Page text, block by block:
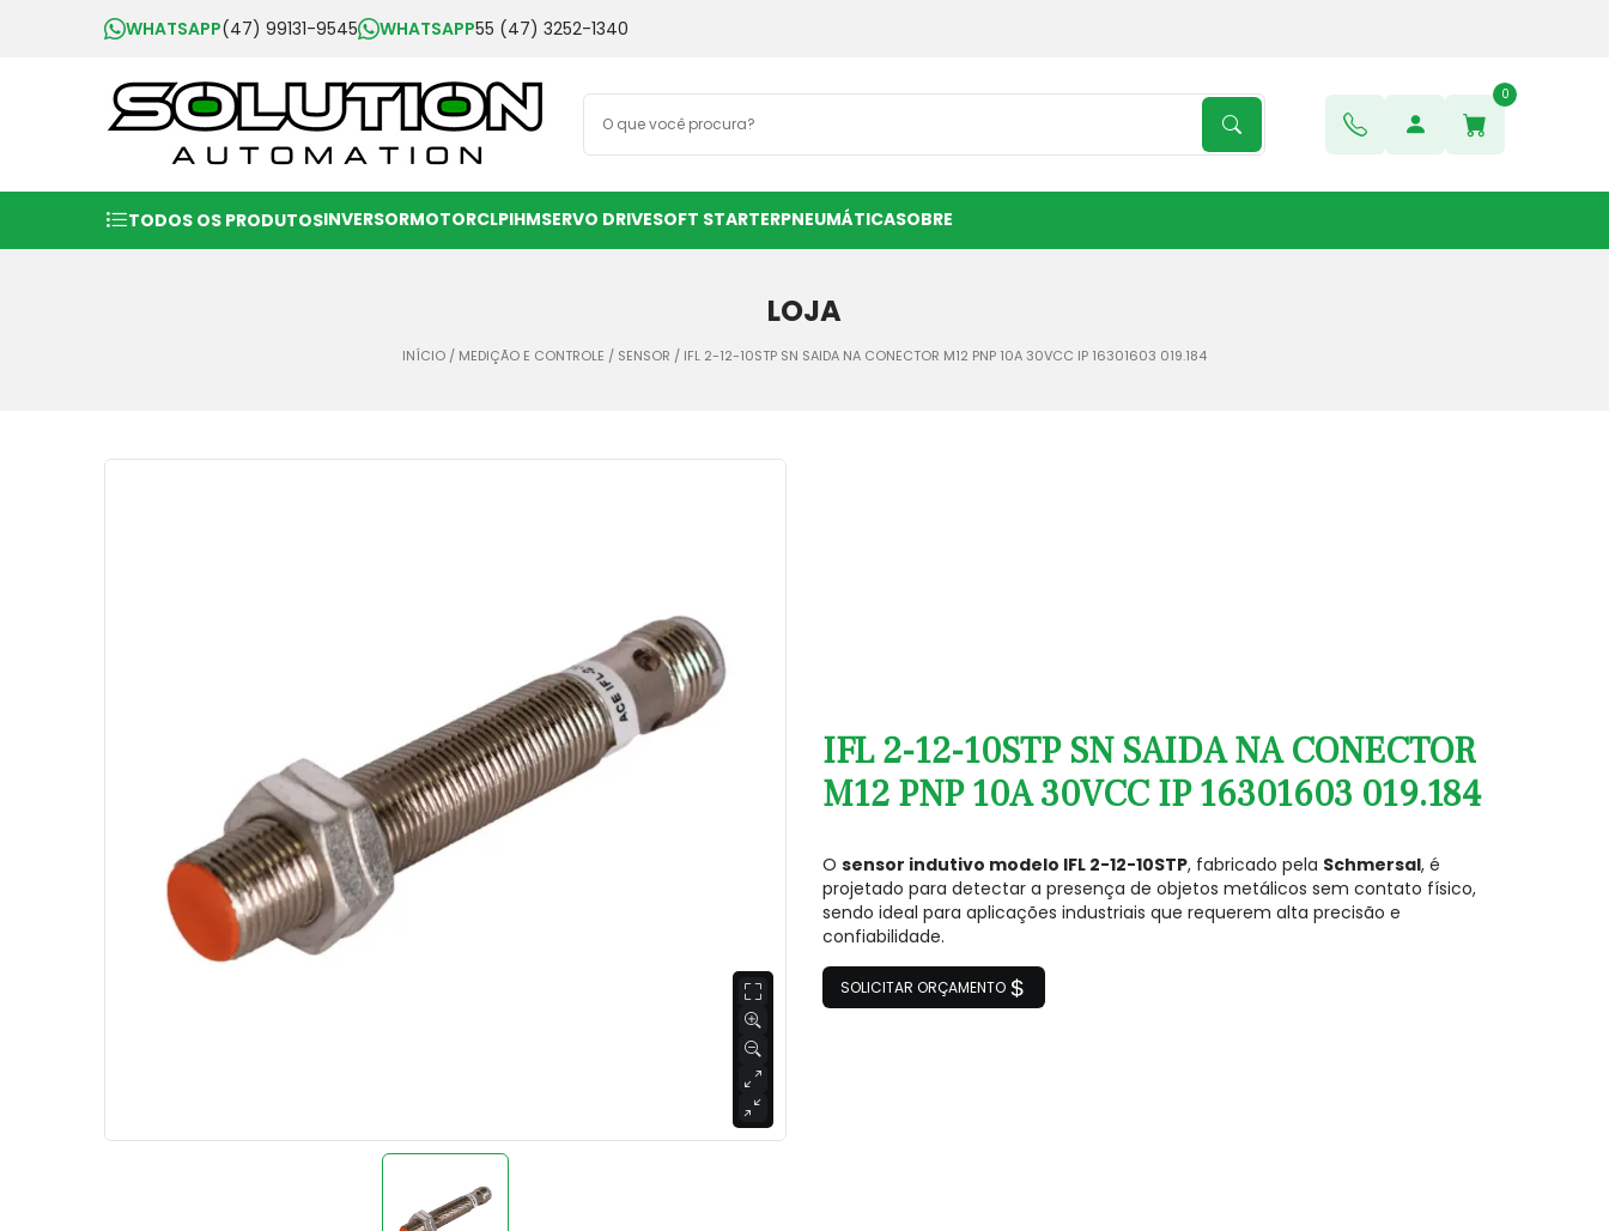
WHATSAPP(47) 99131-9545 WHATSAPP55 (47) 3252-1340
0
TODOS OS PRODUTOSINVERSORMOTORCLPIHMSERVO DRIVESOFT STARTERPNEUMÁTICASOBRE
LOJA
INÍCIO / MEDIÇÃO E CONTROLE / SENSOR / IFL 2-12-10STP SN SAIDA NA CONECTOR M12 PNP 10A 30VCC IP 16301603 019.184
IFL 2-12-10STP SN SAIDA NA CONECTOR
M12 PNP 10A 30VCC IP 16301603 019.184
O sensor indutivo modelo IFL 2-12-10STP, fabricado pela Schmersal, é
projetado para detectar a presença de objetos metálicos sem contato físico,
sendo ideal para aplicações industriais que requerem alta precisão e
confiabilidade.
SOLICITAR ORÇAMENTO